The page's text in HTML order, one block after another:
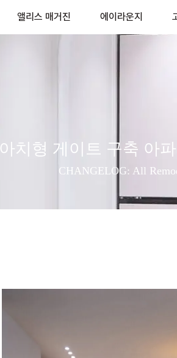
앨리스 매거진 에이라운지
아치형 게이트 구축 아
CHANGELOG: All